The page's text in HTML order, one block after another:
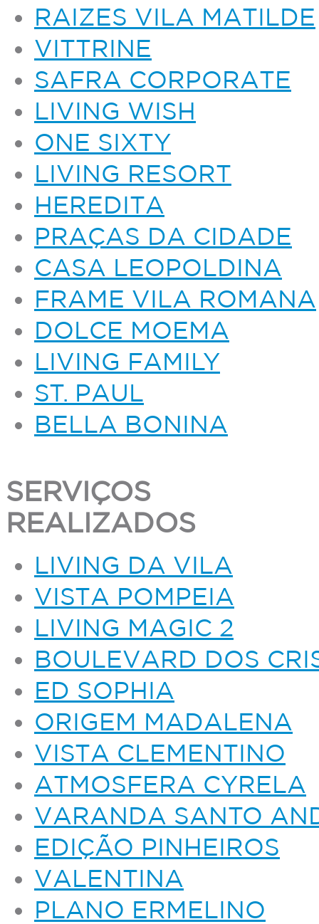
RAIZES VILA MATILDE
VITTRINE
SAFRA CORPORATE
LIVING WISH
ONE SIXTY
LIVING RESORT
HEREDITA
PRAÇAS DA CIDADE
CASA LEOPOLDINA
FRAME VILA ROMANA
DOLCE MOEMA
LIVING FAMILY
ST. PAUL
BELLA BONINA
SERVIÇOS
REALIZADOS
LIVING DA VILA
VISTA POMPEIA
LIVING MAGIC 2
BOULEVARD DOS
ED SOPHIA
ORIGEM MADALENA
VISTA CLEMENTINO
ATMOSFERA CYRELA
VARANDA SANTO
EDIÇÃO PINHEIROS
VALENTINA
PLANO ERMELINO